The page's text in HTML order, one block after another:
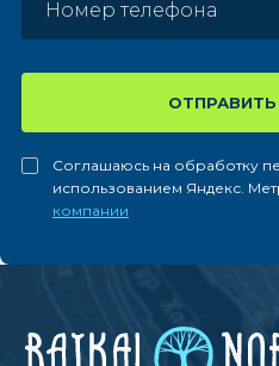
ОТПРАВИТЬ
Соглашаюсь на обработку
использованием Яндекс.
компании